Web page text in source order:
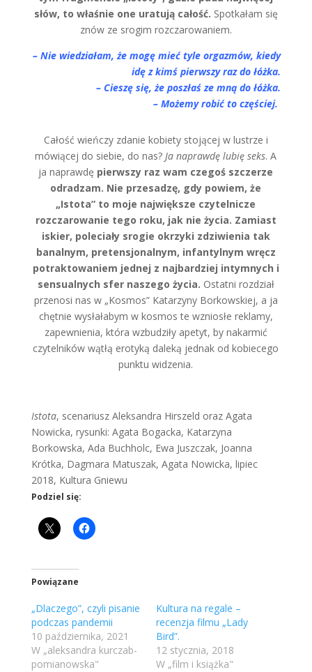
słów, to właśnie one uratują całość. Spotkałam się
znów ze srogim rozczarowaniem.
– Nie wiedziałam, że mogę mieć tyle orgazmów, kiedy
idę z kimś pierwszy raz do łóżka.
– Cieszę się, że poszłaś ze mną do łóżka.
– Możemy robić to częściej.
Całość wieńczy zdanie kobiety stojącej w lustrze i
mówiącej do siebie, do nas?Ja naprawdę lubię seks. A
ja naprawdę pierwszy raz wam czegoś szczerze
odradzam. Nie przesadzę, gdy powiem, że
„Istota” to moje największe czytelnicze
rozczarowanie tego roku, jak nie życia. Zamiast
iskier, poleciały srogie okrzyki zdziwienia tak
banalnym, pretensjonalnym, infantylnym wręcz
potraktowaniem jednej z najbardziej intymnych i
sensualnych sfer naszego życia. Ostatni rozdział
przenosi nas w „Kosmos” Katarzyny Borkowskiej, a ja
chętnie wysłałabym w kosmos te wzniosłe reklamy,
zapewnienia, która wzbudziły apetyt, by nakarmić
czytelników wątłą erotyką daleką jednak od kobiecego
punktu widzenia.
Istota, scenariusz Aleksandra Hirszeld oraz Agata
Nowicka, rysunki: Agata Bogacka, Katarzyna
Borkowska, Ada Buchholc, Ewa Juszczak, Joanna
Krótka, Dagmara Matuszak, Agata Nowicka, lipiec
2018, Kultura Gniewu
Podziel się:
Powiązane
„Dlaczego”, czyli pisanie
podczas pandemii
10 października, 2021
W „aleksandra kurczab-
pomianowska"
Kultura na regale –
recenzja filmu „Lady
Bird”.
12 stycznia, 2018
W „film i książka"